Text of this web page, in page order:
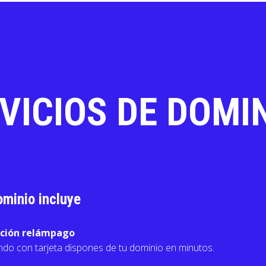
DE
incluye
relámpago
con tarjeta dispones de tu dominio en minutos.